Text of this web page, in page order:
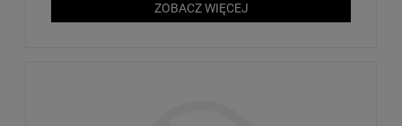
ZOBACZ WIĘCEJ